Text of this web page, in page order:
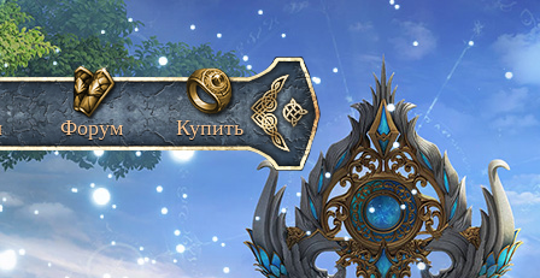
Форум Купить